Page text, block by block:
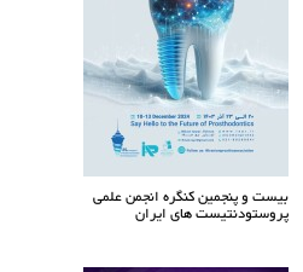
بیست و پنجمین کنگره انجمن علمی
پروستودنتیست های ایران